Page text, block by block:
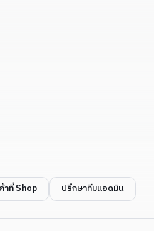
าที่ Shop ปรึกษาทีมแอดมิน